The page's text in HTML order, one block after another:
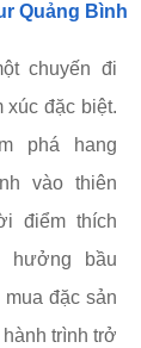
Quảng Bình
chuyến đi
xúc đặc biệt.
phá hang
vào thiên
điểm thích
hưởng bầu
đặc sản
trình trở